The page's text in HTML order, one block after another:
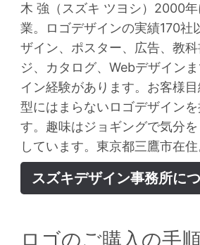
木 強（スズキ ツヨシ）2000
業。ロゴデザインの実績170社
ザイン、ポスター、広告、教
ジ、カタログ、Webデザイン
イン経験があります。お客様目
型にはまらないロゴデザイン
す。趣味はジョギングで気分
しています。東京都三鷹市在住
スズキデザイン事務所に
ロゴのご購入の手順